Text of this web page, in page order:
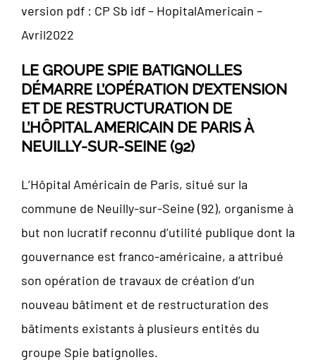
version pdf : CP Sb idf – HopitalAmericain –
Avril2022
LE GROUPE SPIE BATIGNOLLES
DÉMARRE L’OPÉRATION D’EXTENSION
ET DE RESTRUCTURATION DE
L’HÔPITAL AMERICAIN DE PARIS À
NEUILLY-SUR-SEINE (92)
L’Hôpital Américain de Paris, situé sur la
commune de Neuilly-sur-Seine (92), organisme à
but non lucratif reconnu d’utilité publique dont la
gouvernance est franco-américaine, a attribué
son opération de travaux de création d’un
nouveau bâtiment et de restructuration des
bâtiments existants à plusieurs entités du
groupe Spie batignolles.